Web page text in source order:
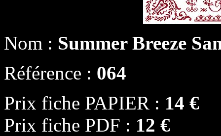
Nom : Summer Breeze
Référence : 064
Prix fiche PAPIER : 14 €
Prix fiche PDF : 12 €